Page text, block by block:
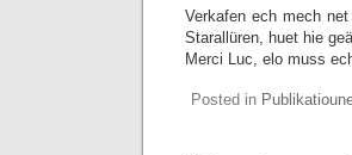
Verkafen ech mech
Starallüren, huet hie
Merci Luc, elo muss
Posted in